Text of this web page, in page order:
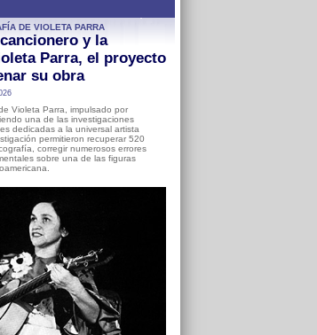
DE VIOLETA PARRA
y la
Parra, el proyecto
su obra
Violeta Parra, impulsado por
una de las investigaciones
dedicadas a la universal artista
permitieron recuperar 520
corregir numerosos errores
sobre una de las figuras